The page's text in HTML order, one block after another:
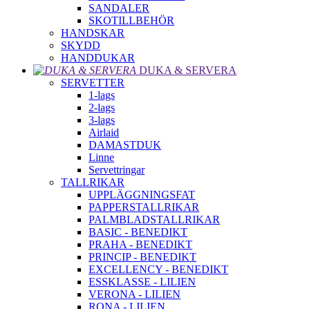
SANDALER
SKOTILLBEHÖR
HANDSKAR
SKYDD
HANDDUKAR
DUKA & SERVERA
SERVETTER
1-lags
2-lags
3-lags
Airlaid
DAMASTDUK
Linne
Servettringar
TALLRIKAR
UPPLÄGGNINGSFAT
PAPPERSTALLRIKAR
PALMBLADSTALLRIKAR
BASIC - BENEDIKT
PRAHA - BENEDIKT
PRINCIP - BENEDIKT
EXCELLENCY - BENEDIKT
ESSKLASSE - LILIEN
VERONA - LILIEN
RONA - LILIEN